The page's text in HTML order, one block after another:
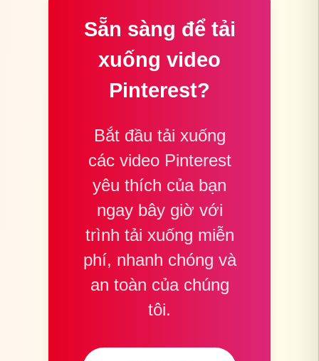
Sẵn sàng để tải
xuống video
Pinterest?
Bắt đầu tải xuống
các video Pinterest
yêu thích của bạn
ngay bây giờ với
trình tải xuống miễn
phí, nhanh chóng và
an toàn của chúng
tôi.